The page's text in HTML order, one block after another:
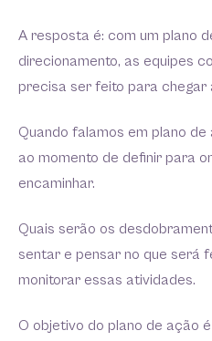
A resposta é: com um plano
direcionamento, as equipes
precisa ser feito para chegar
Quando falamos em plano
ao momento de definir para
encaminhar.
Quais serão os
sentar e pensar no que será
monitorar essas atividades.
O objetivo do plano de ação